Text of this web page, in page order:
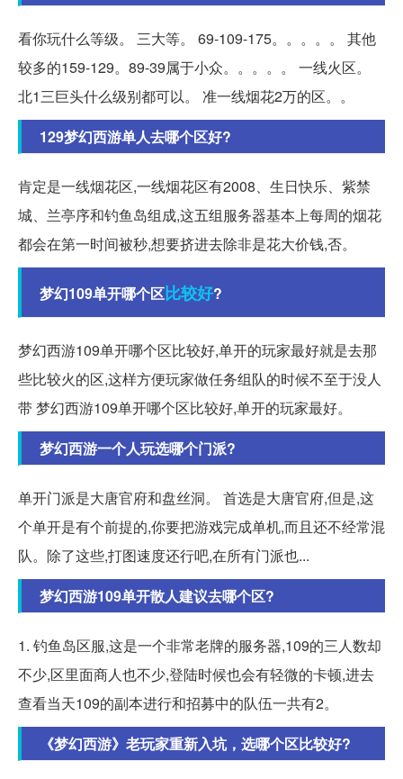
看你玩什么等级。 三大等。 69-109-175。。。。。 其他
较多的159-129。89-39属于小众。。。。。 一线火区。
北1三巨头什么级别都可以。 准一线烟花2万的区。。
129梦幻西游单人去哪个区好?
肯定是一线烟花区,一线烟花区有2008、生日快乐、紫禁
城、兰亭序和钓鱼岛组成,这五组服务器基本上每周的烟花
都会在第一时间被秒,想要挤进去除非是花大价钱,否。
梦幻109单开哪个区比较好?
梦幻西游109单开哪个区比较好,单开的玩家最好就是去那
些比较火的区,这样方便玩家做任务组队的时候不至于没人
带 梦幻西游109单开哪个区比较好,单开的玩家最好。
梦幻西游一个人玩选哪个门派?
单开门派是大唐官府和盘丝洞。 首选是大唐官府,但是,这
个单开是有个前提的,你要把游戏完成单机,而且还不经常混
队。除了这些,打图速度还行吧,在所有门派也...
梦幻西游109单开散人建议去哪个区?
1. 钓鱼岛区服,这是一个非常老牌的服务器,109的三人数却
不少,区里面商人也不少,登陆时候也会有轻微的卡顿,进去
查看当天109的副本进行和招募中的队伍一共有2。
《梦幻西游》老玩家重新入坑，选哪个区比较好?